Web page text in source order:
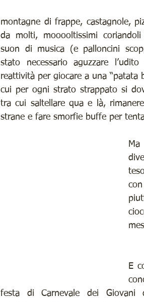
montagne di frappe, castagnole,
da molti, mooooltissimi
suon di musica (e palloncini
stato necessario aguzzare
reattività per giocare a una “patata
cui per ogni strato strappato si
tra cui saltellare qua e là,
strane e fare smorfie buffe per
E
festa di Carnevale dei Giovani